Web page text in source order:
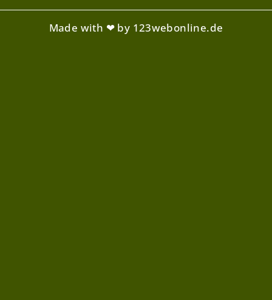
Made with ❤ by 123webonline.de